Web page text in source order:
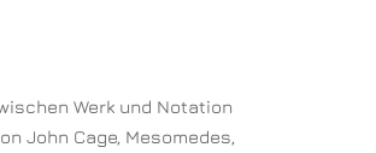
Werk und Notation
John Cage, Mesomedes,